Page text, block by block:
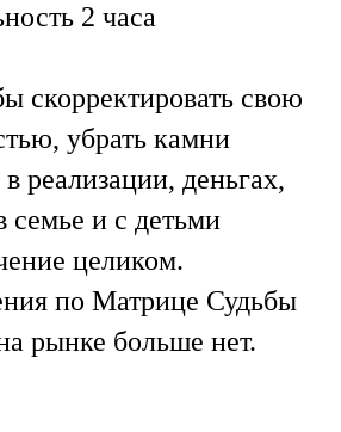
2 часа
скорректировать свою
убрать камни
реализации, деньгах,
семье и с детьми
целиком.
по Матрице Судьбы
рынке больше нет.